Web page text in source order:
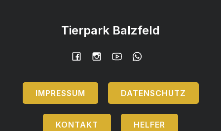
Tierpark Balzfeld
IMPRESSUM DATENSCHUTZ
KONTAKT HELFER